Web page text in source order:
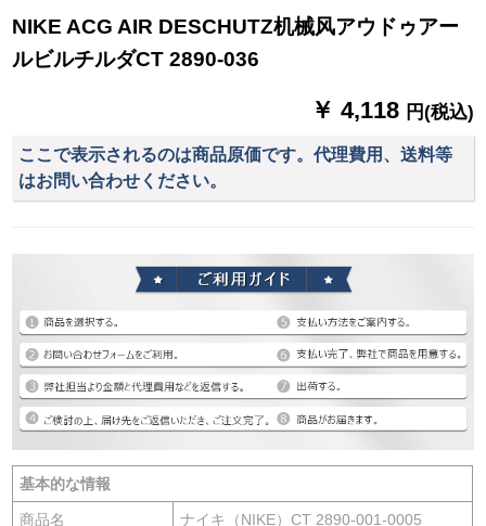
NIKE ACG AIR DESCHUTZ机械风アウドゥアー
ルビルチルダCT 2890-036
￥ 4,118 円(税込)
ここで表示されるのは商品原価です。代理費用、送料等
はお問い合わせください。
基本的な情報
商品名 ナイキ（NIKE）CT 2890-001-0005